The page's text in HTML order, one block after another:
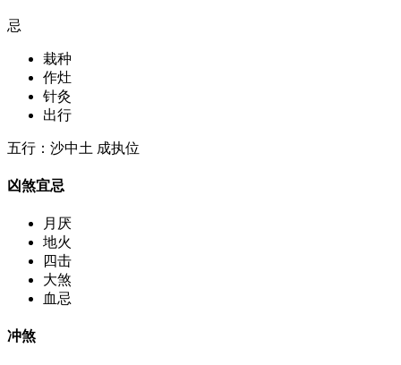
忌
栽种
作灶
针灸
出行
五行：沙中土 成执位
凶煞宜忌
月厌
地火
四击
大煞
血忌
冲煞